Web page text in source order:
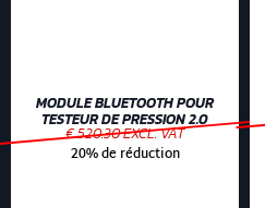
MODULE BLUETOOTH POUR
TESTEUR DE PRESSION 2.0
€ 520.30 EXCL. VAT
20% de réduction